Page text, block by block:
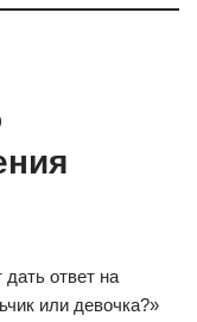
ответ на
или девочка?»